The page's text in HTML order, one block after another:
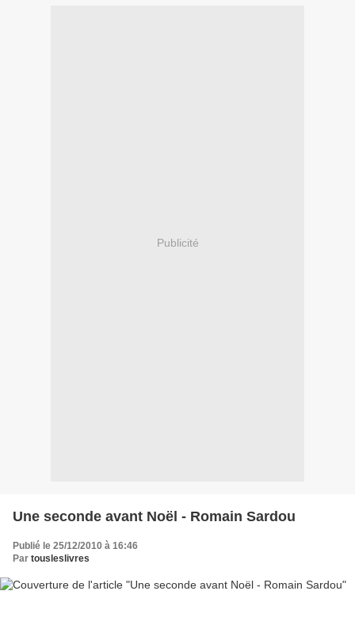
Publicité
Une seconde avant Noël - Romain Sardou
Publié le 25/12/2010 à 16:46
Par tousleslivres